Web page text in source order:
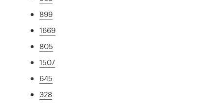
899
1669
805
1507
645
328